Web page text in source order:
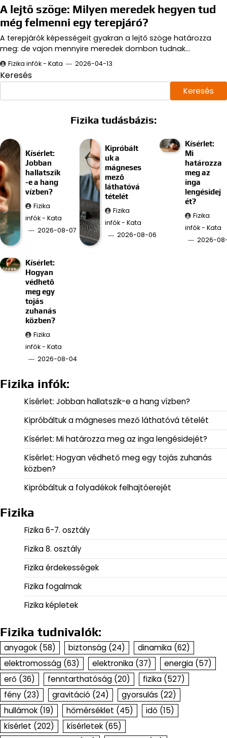
A lejtő szöge: Milyen meredek hegyen tud
még felmenni egy terepjáró?
A terepjárók képességeit gyakran a lejtő szöge határozza
meg: de vajon mennyire meredek dombon tudnak…
Fizika infók - Kata 2026-04-13
Keresés
Keresés
Fizika tudásbázis:
Kísérlet:
Jobban
hallatszik
-e a hang
vízben?
Fizika
infók - Kata
2026-08-07
Kipróbált
uk a
mágneses
mező
láthatóvá
tételét
Fizika
infók - Kata
2026-08-06
Kísérlet:
Mi
határozza
meg az
inga
lengésidej
ét?
Fizika
infók - Kata
2026-
Kísérlet:
Hogyan
védhető
meg egy
tojás
zuhanás
közben?
Fizika
infók - Kata
2026-08-04
Fizika infók:
Kísérlet: Jobban hallatszik-e a hang vízben?
Kipróbáltuk a mágneses mező láthatóvá tételét
Kísérlet: Mi határozza meg az inga lengésidejét?
Kísérlet: Hogyan védhető meg egy tojás zuhanás
közben?
Kipróbáltuk a folyadékok felhajtóerejét
Fizika
Fizika 6-7. osztály
Fizika 8. osztály
Fizika érdekességek
Fizika fogalmak
Fizika képletek
Fizika tudnivalók:
anyagok (58) biztonság (24) dinamika (62)
elektromosság (63) elektronika (37) energia (57)
erő (36) fenntarthatóság (20) fizika (527)
fény (23) gravitáció (24) gyorsulás (22)
hullámok (19) hőmérséklet (45) idő (15)
kísérlet (202) kísérletek (65)